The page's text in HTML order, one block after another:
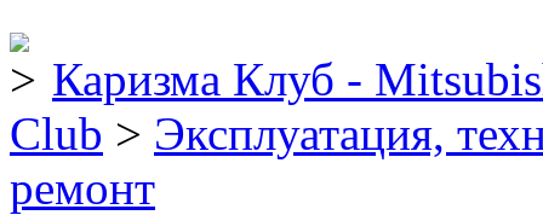
Каризма Клуб -
Club > Эксплуатация,
ремонт